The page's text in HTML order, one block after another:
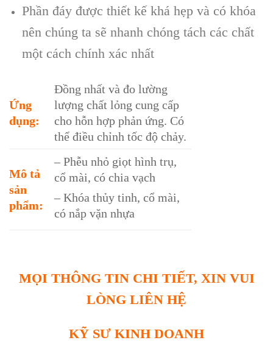
Phần đáy được thiết kế khá hẹp và có khóa
nên chúng ta sẽ nhanh chóng tách các chất
một cách chính xác nhất
Ứng
dụng:
Đồng nhất và đo lường
lượng chất lỏng cung cấp
cho hỗn hợp phản ứng. Có
thể điều chỉnh tốc độ chảy.
Mô tả
sản
phẩm:
– Phễu nhỏ giọt hình trụ,
cổ mài, có chia vạch
– Khóa thủy tinh, cổ mài,
có nắp vặn nhựa
MỌI THÔNG TIN CHI TIẾT, XIN VUI
LÒNG LIÊN HỆ
KỸ SƯ KINH DOANH